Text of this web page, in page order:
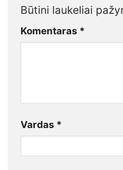
Būtini laukeliai
Komentaras *
Vardas *